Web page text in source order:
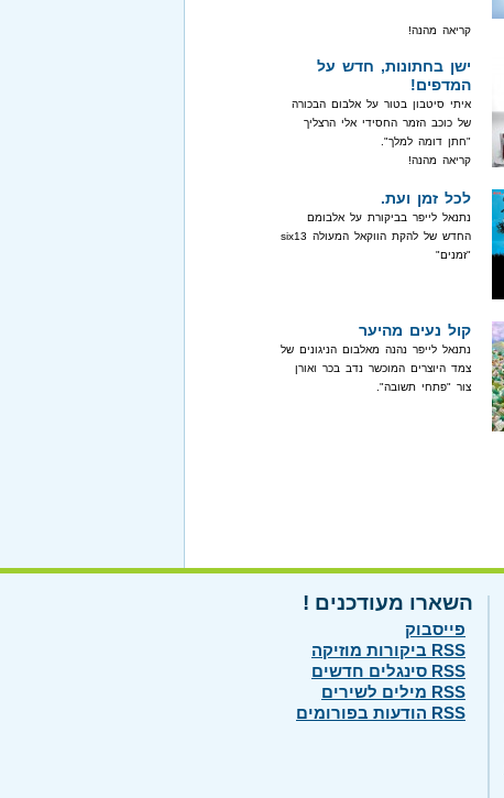
קריאה מהנה!
ישן בחתונות, חדש על
המדפים!
איתי סיטבון בטור על אלבום הבכורה
של כוכב הזמר החסידי אלי הרצליך
"חתן דומה למלך".
קריאה מהנה!
לכל זמן ועת.
נתנאל לייפר בביקורת על אלבומם
החדש של להקת הווקאל המעולה six13
"זמנים"
קול נעים מהיער
נתנאל לייפר נהנה מאלבום הניגונים של
צמד היוצרים המוכשר נדב בכר ואורן
צור "פתחי תשובה".
השארו מעודכנים !
פייסבוק
RSS ביקורות מוזיקה
RSS סינגלים חדשים
RSS מילים לשירים
RSS הודעות בפורומים